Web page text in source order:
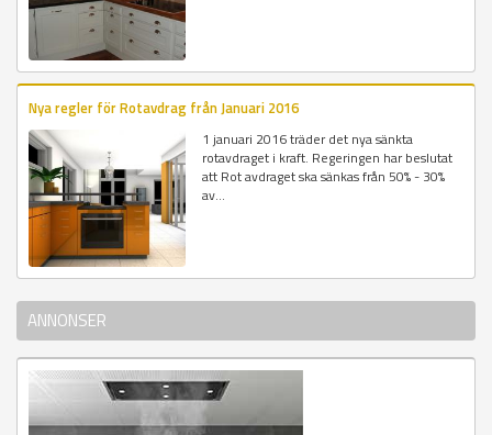
Nya regler för Rotavdrag från Januari 2016
1 januari 2016 träder det nya sänkta
rotavdraget i kraft. Regeringen har beslutat
att Rot avdraget ska sänkas från 50% - 30%
av...
ANNONSER